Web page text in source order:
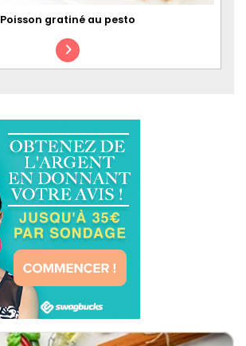
Poisson gratiné au pesto